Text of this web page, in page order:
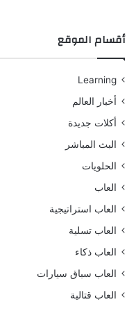
أقسام الموقع
Learning
أخبار العالم
أكلات جديدة
البث المباشر
الحلويات
العاب
العاب استراتيجية
العاب تسلية
العاب ذكاء
العاب سباق سيارات
العاب قتالية